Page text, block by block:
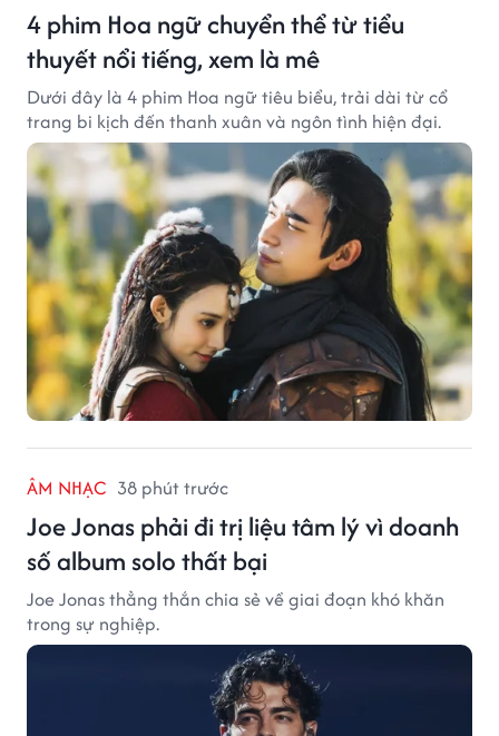
4 phim Hoa ngữ chuyển thể từ tiểu
thuyết nổi tiếng, xem là mê
Dưới đây là 4 phim Hoa ngữ tiêu biểu, trải dài từ cổ
trang bi kịch đến thanh xuân và ngôn tình hiện đại.
ÂM NHẠC 38 phút trước
Joe Jonas phải đi trị liệu tâm lý vì doanh
số album solo thất bại
Joe Jonas thẳng thắn chia sẻ về giai đoạn khó khăn
trong sự nghiệp.